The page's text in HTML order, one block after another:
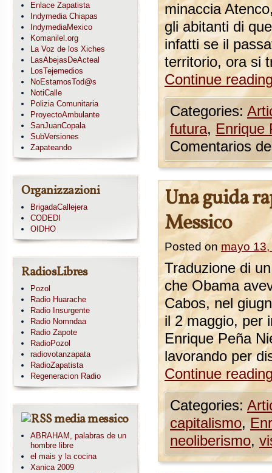
minaccia
gli abitanti di
infatti se il
territorio, ora si
Continue
Categories:
futura, Enrique
Comentarios
Una guida
Messico
Posted on mayo
Traduzione di
che Obama
Cabos, nel
il 2 maggio, per
Enrique Peña
lavorando per
Continue
Categories:
capitalismo,
neoliberismo,
Enlace Zapatista
Indymedia Chiapas
IndymediaMexico
Komanilel.org
La Voz de los Xiches
LasAbejasDeActeal
LosTejemedios
NoEstamosTod@s
NotiCalle
Polizia Comunitaria
ProyectoAmbulante
SanJuanCopala
SubVersiones
Zapateando
Organizzazioni
BrigadaCallejera
CODEDI
OIDHO
RadiosLibres
Pozol
Radio Huarache
Radio Insurgente
Radio Nomndaa
Radio Zapote
RadioPozol
radiovotanzapata
RadioZapatista
Regeneracion Radio
media messico
ABRAHAM, palabras de un
hombre libre
el mais y la cocina
Xanica 2009